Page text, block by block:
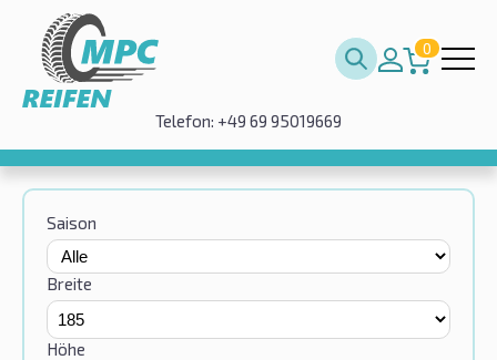
0
Telefon: +49 69 95019669
Saison
Breite
Höhe